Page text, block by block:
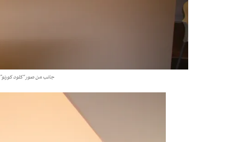
جانب من صور “كلود كورنو” Claude Cornu